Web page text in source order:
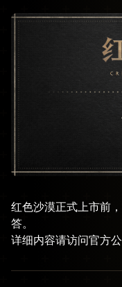
红色沙漠正式上市前
答。
详细内容请访问官方